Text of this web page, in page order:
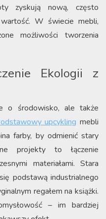
zyskują nową, często
W świecie mebli,
możliwości tworzenia
Ekologii z
o środowisko, ale także
upcykling mebli
farby, by odmienić stary
projekty to łączenie
materiałami. Stara
podstawą industrialnego
regałem na książki.
– im bardziej